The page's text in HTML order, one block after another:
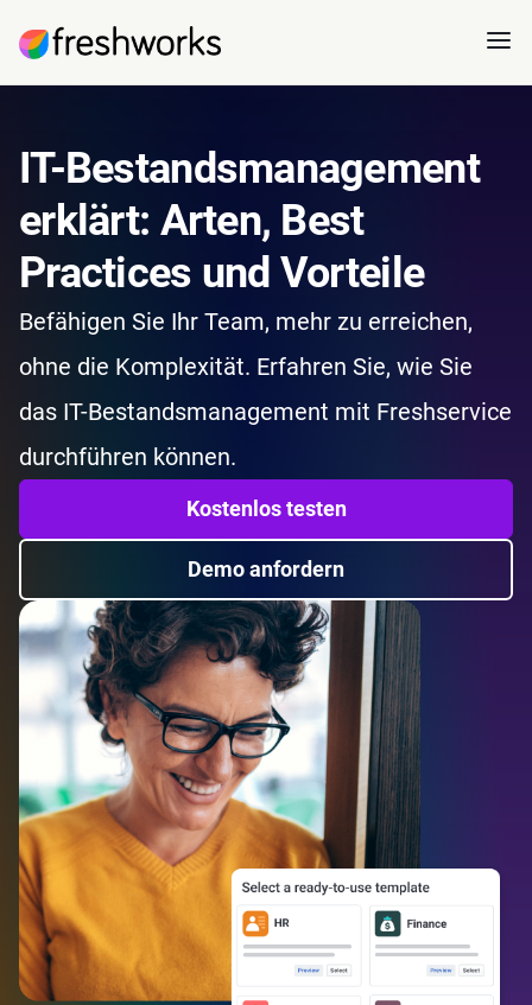
IT-Bestandsmanagement
erklärt: Arten, Best
Practices und Vorteile
Befähigen Sie Ihr Team, mehr zu erreichen,
ohne die Komplexität. Erfahren Sie, wie Sie
das IT-Bestandsmanagement mit Freshservice
durchführen können.
Kostenlos testen
Demo anfordern